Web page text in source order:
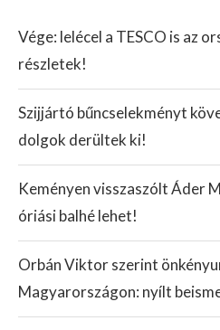
Vége: lelécel a TESCO is az
részletek!
Szijjártó bűncselekményt
dolgok derültek ki!
Keményen visszaszólt Áder
óriási balhé lehet!
Orbán Viktor szerint
Magyarországon: nyílt